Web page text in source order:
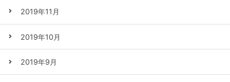
2019年11月
2019年10月
2019年9月